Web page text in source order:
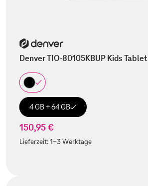
Denver TIO-80105KBUP Kids Tablet
4 GB + 64 GB
150,95 €
Lieferzeit:1-3 Werktage